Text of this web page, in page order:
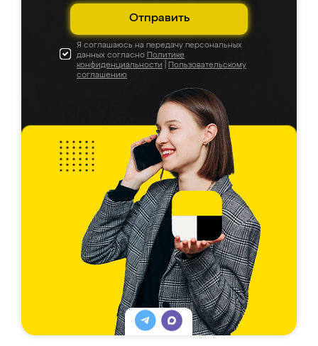
Отправить
Я соглашаюсь на передачу персональных
данных согласно Политике
конфиденциальности
Пользовательскому
соглашению